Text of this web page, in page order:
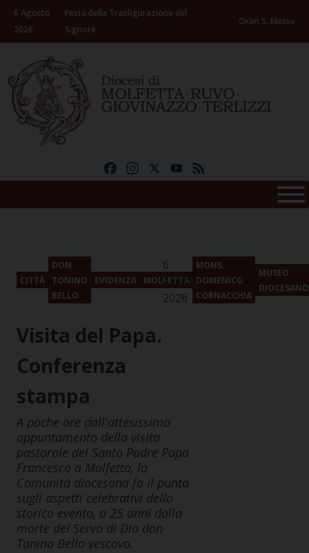
Skip
content
6 Agosto
2026
Festa della Trasfigurazione del
Signore
Orari S. Messe
FacebookInstagramYouTube
CITTÀ
DON
TONINO
BELLO
EVIDENZA MOLFETTA
MONS.
DOMENICO
CORNACCHIA
MUSEO
DIOCESANO
6
Agosto
2026
Visita del Papa.
Conferenza
stampa
A poche ore dall'attesissimo
appuntamento della visita
pastorale del Santo Padre Papa
Francesco a Molfetta, la
Comunità diocesana fa il punto
sugli aspetti celebrativi dello
storico evento, a 25 anni dalla
morte del Servo di Dio don
Tonino Bello vescovo.